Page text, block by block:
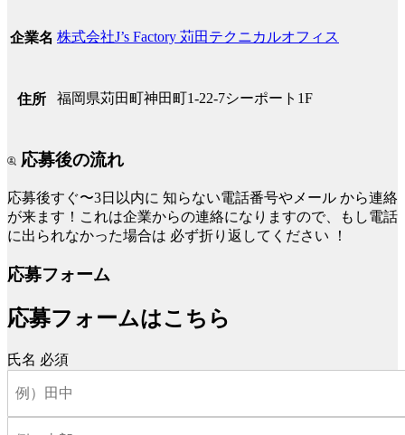
企業名 株式会社J’s Factory 苅田テクニカルオフィス
住所 福岡県苅田町神田町1-22-7シーポート1F
応募後の流れ
応募後すぐ〜3日以内に 知らない電話番号やメール から連絡
が来ます！これは企業からの連絡になりますので、もし電話
に出られなかった場合は 必ず折り返してください ！
応募フォーム
応募フォームはこちら
氏名 必須